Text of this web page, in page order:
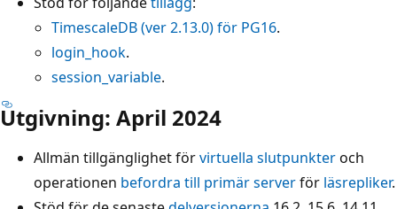
TimescaleDB (ver 2.13.0) för PG16.
login_hook.
session_variable.
Utgivning: April 2024
Allmän tillgänglighet förvirtuella slutpunkteroch
operationen befordra till primär serverför läsrepliker.